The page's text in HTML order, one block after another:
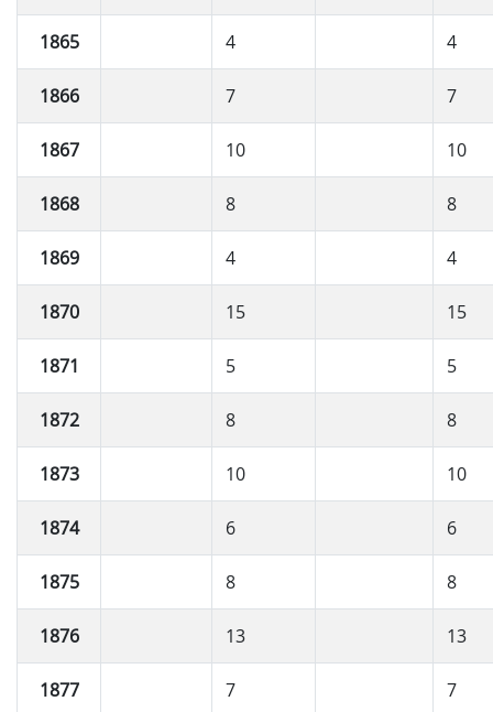
1865 4 4
1866 7 7
1867 10 10
1868 8 8
1869 4 4
1870 15 15
1871 5 5
1872 8 8
1873 10 10
1874 6 6
1875 8 8
1876 13 13
1877 7 7